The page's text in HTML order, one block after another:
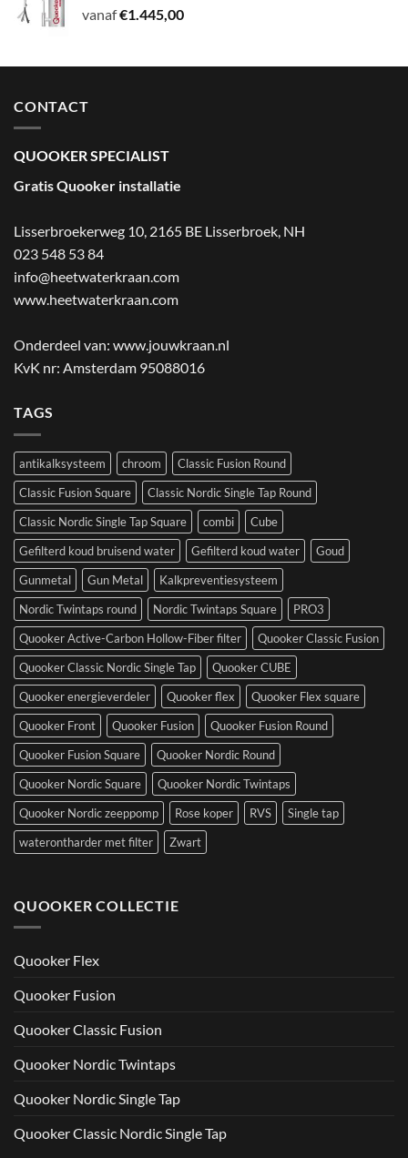
vanaf€1.445,00
CONTACT
QUOOKER SPECIALIST
Gratis Quooker installatie
Lisserbroekerweg 10, 2165 BE Lisserbroek, NH
023 548 53 84
info@heetwaterkraan.com
www.heetwaterkraan.com
Onderdeel van: www.jouwkraan.nl
KvK nr: Amsterdam 95088016
TAGS
antikalksysteem chroom
Classic Fusion Round
Classic Fusion Square
Classic Nordic Single Tap Round
Classic Nordic Single Tap Square
combi
Cube
Gefilterd koud bruisend water
Gefilterd koud water
Goud
Gunmetal
Gun Metal
Kalkpreventiesysteem
Nordic Twintaps round
Nordic Twintaps Square
PRO3
Quooker Active-Carbon Hollow-Fiber filter
Quooker Classic Fusion
Quooker Classic Nordic Single Tap
Quooker CUBE
Quooker energieverdeler
Quooker flex
Quooker Flex square
Quooker Front
Quooker Fusion
Quooker Fusion Round
Quooker Fusion Square
Quooker Nordic Round
Quooker Nordic Square
Quooker Nordic Twintaps
Quooker Nordic zeeppomp
Rose koper RVS
Single tap
waterontharder met filter
Zwart
QUOOKER COLLECTIE
Quooker Flex
Quooker Fusion
Quooker Classic Fusion
Quooker Nordic Twintaps
Quooker Nordic Single Tap
Quooker Classic Nordic Single Tap